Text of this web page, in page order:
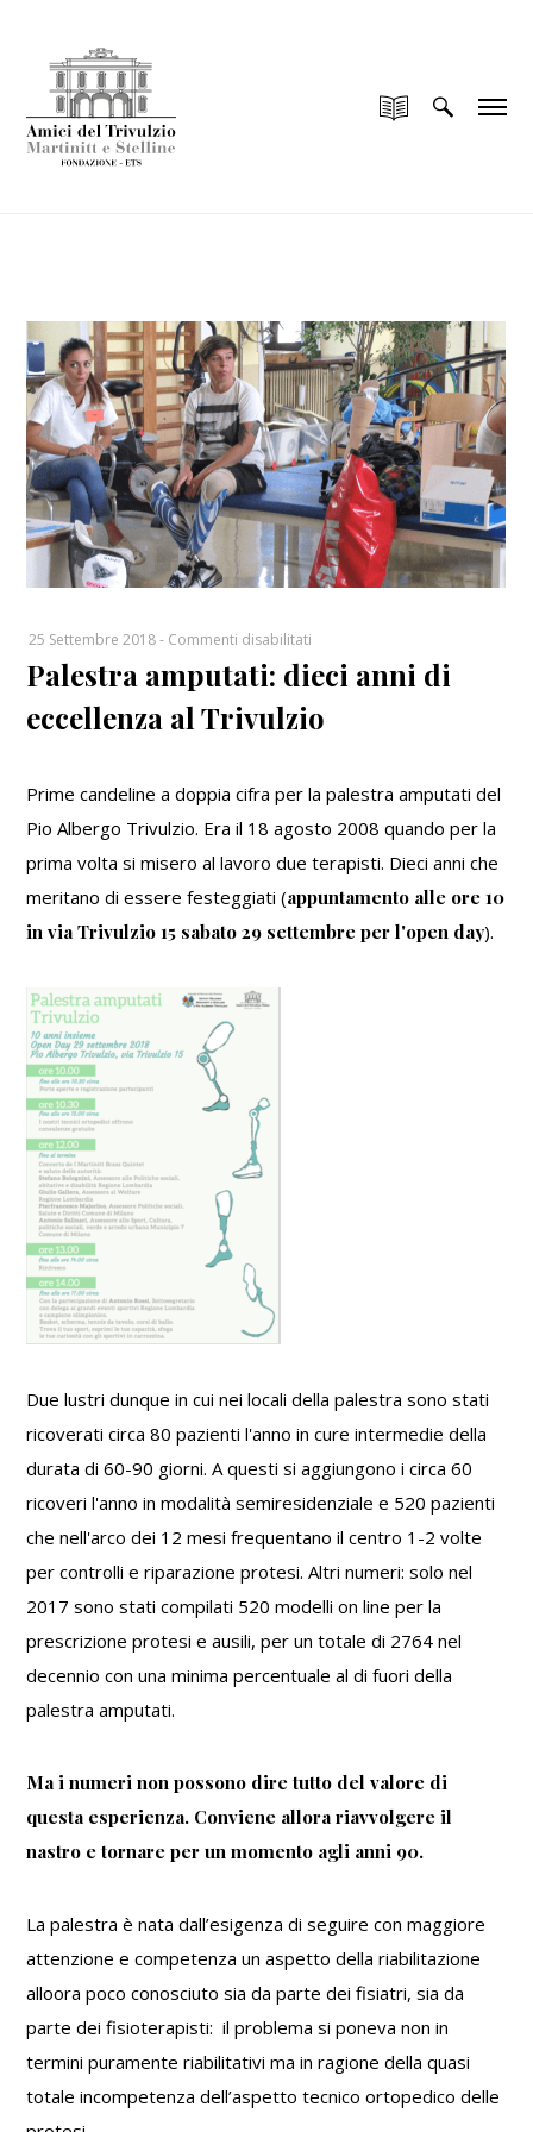
"__return_false");
25 Settembre 2018- Commenti disabilitati
Palestra
amputati:
dieci
eccellenza
al
Trivulzio
Palestra amputati: dieci anni di
eccellenza al Trivulzio
Prime candeline a doppia cifra per la palestra amputati del
Pio Albergo Trivulzio. Era il 18 agosto 2008 quando per la
prima volta si misero al lavoro due terapisti. Dieci anni che
meritano di essere festeggiati (appuntamento alle ore 10
in via Trivulzio 15 sabato 29 settembre per l'open day).
Due lustri dunque in cui nei locali della palestra sono stati
ricoverati circa 80 pazienti l'anno in cure intermedie della
durata di 60-90 giorni. A questi si aggiungono i circa 60
ricoveri l'anno in modalità semiresidenziale e 520 pazienti
che nell'arco dei 12 mesi frequentano il centro 1-2 volte
per controlli e riparazione protesi. Altri numeri: solo nel
2017 sono stati compilati 520 modelli on line per la
prescrizione protesi e ausili, per un totale di 2764 nel
decennio con una minima percentuale al di fuori della
palestra amputati.
Ma i numeri non possono dire tutto del valore di
questa esperienza. Conviene allora riavvolgere il
nastro e tornare per un momento agli anni 90.
La palestra è nata dall’esigenza di seguire con maggiore
attenzione e competenza un aspetto della riabilitazione
alloora poco conosciuto sia da parte dei fisiatri, sia da
parte dei fisioterapisti: il problema si poneva non in
termini puramente riabilitativi ma in ragione della quasi
totale incompetenza dell’aspetto tecnico ortopedico delle